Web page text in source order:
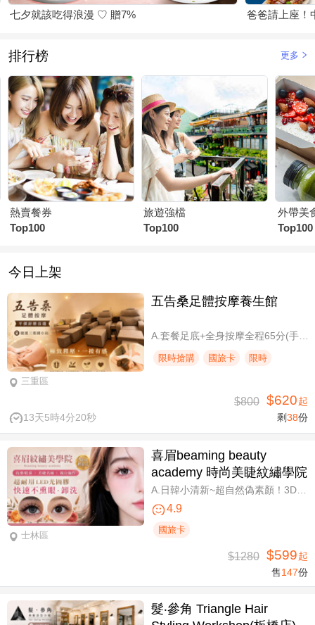
七夕就該吃得浪漫 ♡ 贈7% 爸爸請上座！
排行榜 更多
熱賣餐券
Top100
旅遊強檔
Top100
外帶美
Top100
今日上架
三重區
五告桑足體按摩養生館
限時搶購 國旅卡 限時
13天5時4分19秒
$800 $620起
剩38份
士林區
喜眉beaming beauty
academy 時尚美睫紋繡學院
A.日韓小清新~超自然偽素顏！3D 120~150根睫毛嫁接套餐/B.迷人可愛~輕盈氣墊濃密感！3D Y型毛250根/6D雲朵輕盈氣墊睫毛350根嫁接 二選一/C.絕美驚嘆！迷人夢幻美人魚睫毛！超濃密輕柔6D 450~500根睫毛嫁接套餐/D.歐美混血風格！超濃密深邃睫毛6D 600根睫毛嫁接套餐/E.泰式輕感設計～異國混血感超迷人！6D 輕泰式不限根數睫毛嫁接套餐/F.八大效果美肌精緻保養全程90分
4.9
國旅卡
$1280 $599起
售147份
髮‧參角 Triangle Hair